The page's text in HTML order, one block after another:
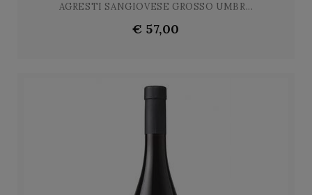
AGRESTI SANGIOVESE GROSSO UMBR...
€ 57,00